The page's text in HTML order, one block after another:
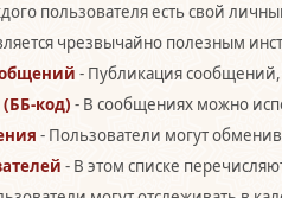
пользователя есть свой
чрезвычайно полезным
- Публикация сообщений,
код) - В сообщениях можно
- Пользователи могут
- В этом списке